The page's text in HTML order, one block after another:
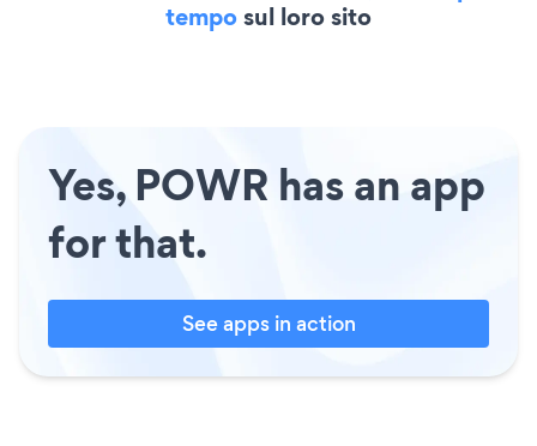
temposul loro sito
Yes, POWR has an app
for that.
See apps in action